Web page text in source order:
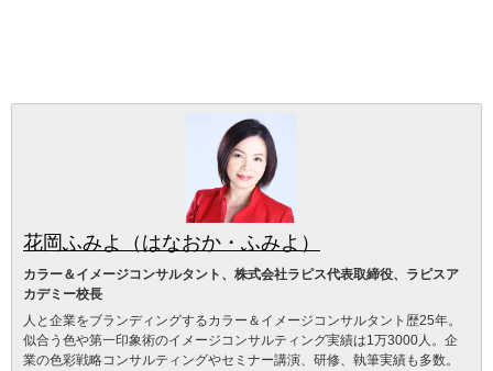
花岡ふみよ（はなおか・ふみよ）
カラー＆イメージコンサルタント、株式会社ラピス代表取締役、ラピスア
カデミー校長
人と企業をブランディングするカラー＆イメージコンサルタント歴25年。
似合う色や第一印象術のイメージコンサルティング実績は1万3000人。企
業の色彩戦略コンサルティングやセミナー講演、研修、執筆実績も多数。